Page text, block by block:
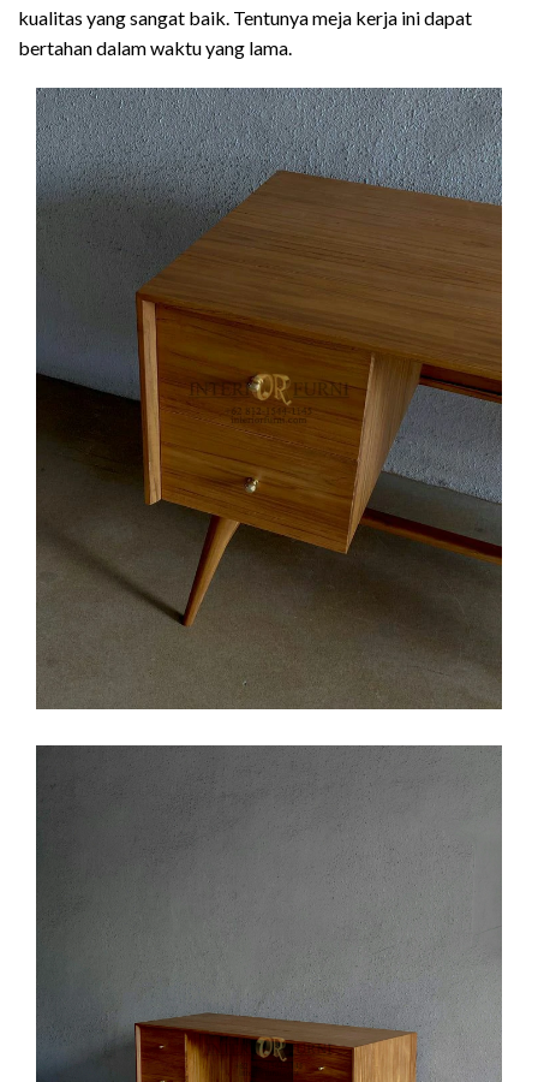
kualitas yang sangat baik. Tentunya meja kerja ini dapat
bertahan dalam waktu yang lama.